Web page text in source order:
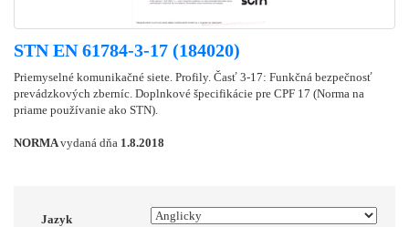
STN EN 61784-3-17 (184020)
Priemyselné komunikačné siete. Profily. Časť 3-17: Funkčná bezpečnosť
prevádzkových zberníc. Doplnkové špecifikácie pre CPF 17 (Norma na
priame používanie ako STN).
NORMAvydaná dňa 1.8.2018
Jazyk